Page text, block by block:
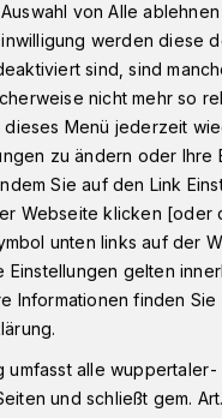
unterstützte den BHC am
ein paar Urlaubstage.
von Alle
werden diese
sind, sind
nicht mehr so
dieses Menü jederzeit
zu ändern oder Ihre
Sie auf den Link
Webseite klicken [oder
unten links auf der
Einstellungen gelten
Informationen finden Sie
umfasst alle wuppertaler-
und schließt gem.